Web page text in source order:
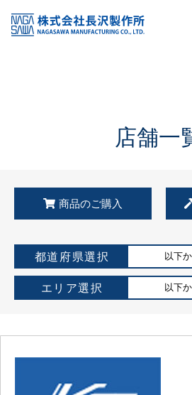
KSS加盟店・取扱店情報
店舗一覧
店舗一
商品のご購入
都道府県選択 以下
エリア選択 以下